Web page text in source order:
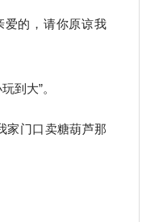
爱的，请你原谅我
到大”。
家门口卖糖葫芦那